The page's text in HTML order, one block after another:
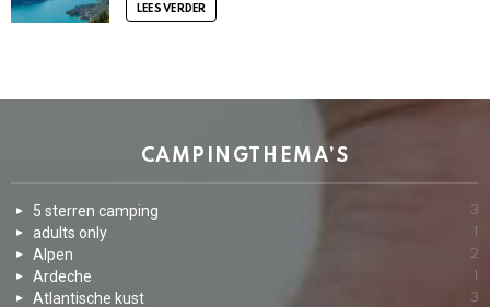
LEES VERDER
CAMPINGTHEMA’S
5 sterren camping 3
adults only
Alpen 2
Ardeche
Atlantische kust 3